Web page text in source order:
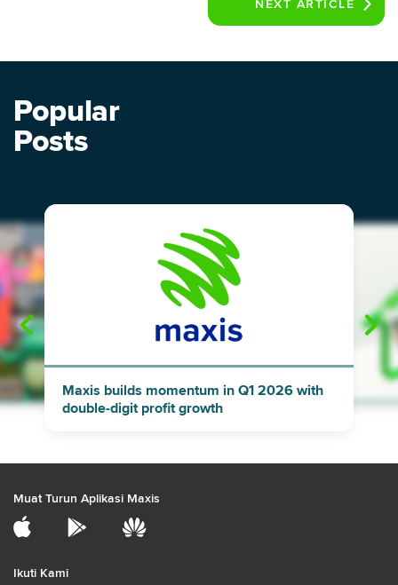
NEXT ARTICLE
Popular
Posts
"
Maxis builds momentum in Q1 2026 with
double-digit profit growth
Muat Turun Aplikasi Maxis
Ikuti Kami